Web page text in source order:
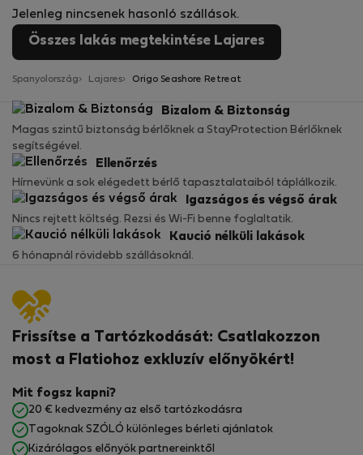
Jelenleg nincsenek hasonló szállások.
Összes lakás megtekintése Lajares
Spanyolország Lajares Origo Seashore Retreat
Bizalom & Biztonság
Magas szintű biztonság bérlőknek a StayProtection Bérlőknek
segítségével.
Ellenőrzés
Hírnevünk a sok elégedett bérlő tapasztalataiból táplálkozik.
Igazságos és végső árak
Nincs rejtett költség. Rezsi és Wi-Fi benne foglaltatik.
Kaució nélküli lakások
6 hónapnál rövidebb szállásoknál.
Frissítse a Tartózkodását: Csatlakozzon
most a Flatiohoz exkluzív előnyökért!
Mit fogsz kapni?
20 € kedvezmény az első tartózkodásra
Tagoknak SZÓLÓ különleges bérleti ajánlatok
Kizárólagos előnyök partnereinktől